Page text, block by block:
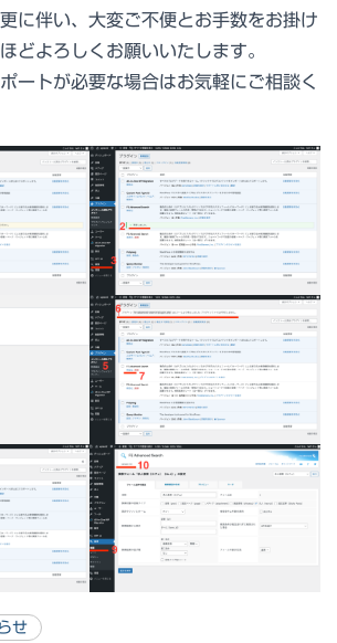
に伴い、大変ご不便とお手数をお掛け
どよろしくお願いいたします。
ートが必要な場合はお気軽にご相談く
せ